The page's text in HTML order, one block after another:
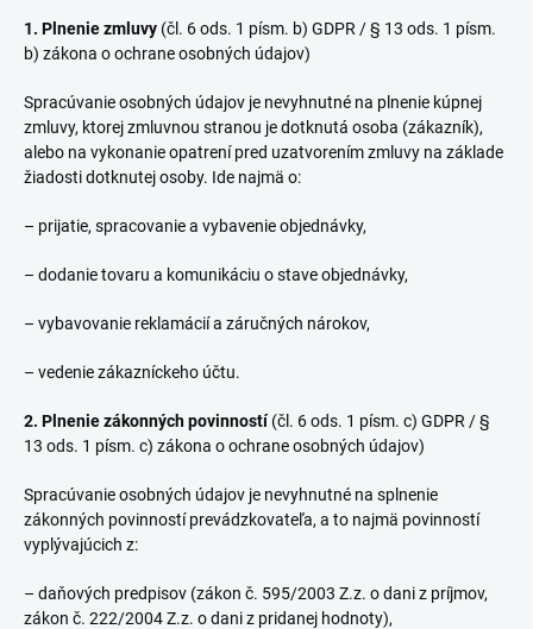
1. Plnenie zmluvy (čl. 6 ods. 1 písm. b) GDPR / § 13 ods. 1 písm.
b) zákona o ochrane osobných údajov)
Spracúvanie osobných údajov je nevyhnutné na plnenie kúpnej
zmluvy, ktorej zmluvnou stranou je dotknutá osoba (zákazník),
alebo na vykonanie opatrení pred uzatvorením zmluvy na základe
žiadosti dotknutej osoby. Ide najmä o:
– prijatie, spracovanie a vybavenie objednávky,
– dodanie tovaru a komunikáciu o stave objednávky,
– vybavovanie reklamácií a záručných nárokov,
– vedenie zákazníckeho účtu.
2. Plnenie zákonných povinností(čl. 6 ods. 1 písm. c) GDPR / §
13 ods. 1 písm. c) zákona o ochrane osobných údajov)
Spracúvanie osobných údajov je nevyhnutné na splnenie
zákonných povinností prevádzkovateľa, a to najmä povinností
vyplývajúcich z:
– daňových predpisov (zákon č. 595/2003 Z.z. o dani z príjmov,
zákon č. 222/2004 Z.z. o dani z pridanej hodnoty),